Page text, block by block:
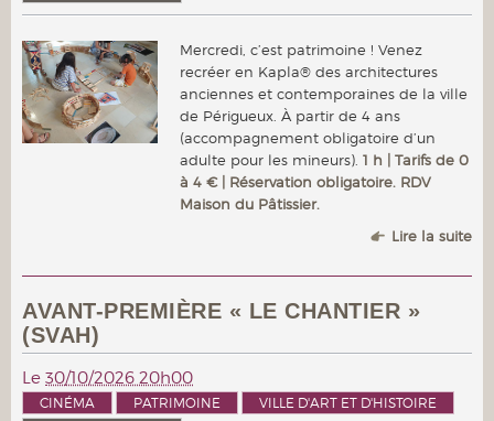
Mercredi, c’est patrimoine ! Venez
recréer en Kapla® des architectures
anciennes et contemporaines de la ville
de Périgueux. À partir de 4 ans
(accompagnement obligatoire d’un
adulte pour les mineurs). 1 h | Tarifs de 0
à 4 € | Réservation obligatoire. RDV
Maison du Pâtissier.
Lire la suite
AVANT-PREMIÈRE « LE CHANTIER »
(SVAH)
Le 30/10/2026 20h00
CINÉMA PATRIMOINE
VILLE D'ART ET D'HISTOIRE